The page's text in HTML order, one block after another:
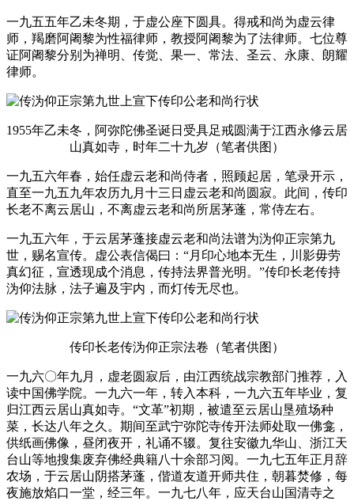
一九五五年乙未冬期，于虚公座下圆具。得戒和尚为虚云律
师，羯磨阿阇黎为性福律师，教授阿阇黎为了法律师。七位尊
证阿阇黎分别为禅明、传觉、果一、常法、圣云、永康、朗耀
律师。
1955年乙未冬，阿弥陀佛圣诞日受具足戒圆满于江西永修云居
山真如寺，时年二十九岁（笔者供图）
一九五六年春，始任虚云老和尚侍者，照顾起居，笔录开示，
直至一九五九年农历九月十三日虚云老和尚圆寂。此间，传印
长老不离云居山，不离虚云老和尚所居茅蓬，常侍左右。
一九五六年，于云居茅蓬接虚云老和尚法谱为沩仰正宗第九
世，赐名宣传。虚公表信偈曰：“月印心地本无生，川影毋劳
真幻征，宣透现成个消息，传持法界普光明。”传印长老传持
沩仰法脉，法子遍及宇内，而灯传无尽也。
传印长老传沩仰正宗法卷（笔者供图）
一九六〇年九月，虚老圆寂后，由江西统战宗教部门推荐，入
读中国佛学院。一九六一年，转入本科，一九六五年毕业，复
归江西云居山真如寺。“文革”初期，被遣至云居山垦殖场种
菜，长达八年之久。期间至武宁弥陀寺传开法师处取一佛龛，
供纸画佛像，昼闭夜开，礼诵不辍。复往安徽九华山、浙江天
台山等地搜集废弃佛经典籍八十余部习阅。一九七五年正月辞
农场，于云居山阴搭茅蓬，偕道友道开师共住，朝暮焚修，每
夜施放焰口一堂，经三年。一九七八年，应天台山国清寺之